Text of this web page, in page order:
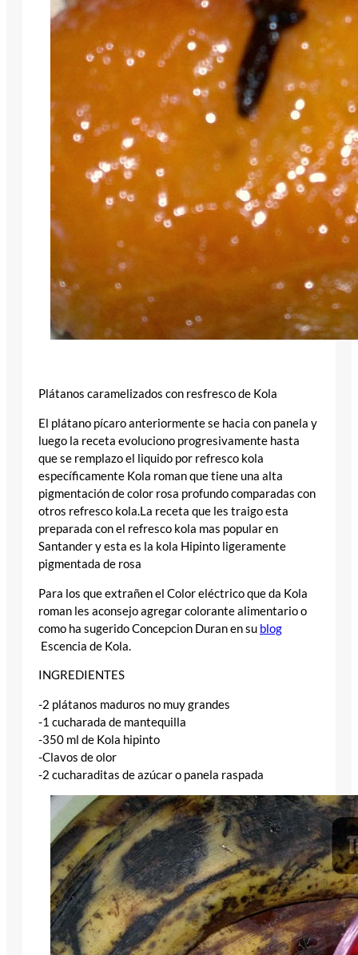
Plátanos caramelizados con resfresco de Kola
El plátano pícaro anteriormente se hacia con panela y
luego la receta evoluciono progresivamente hasta
que se remplazo el liquido por refresco kola
específicamente Kola roman que tiene una alta
pigmentación de color rosa profundo comparadas con
otros refresco kola.La receta que les traigo esta
preparada con el refresco kola mas popular en
Santander y esta es la kola Hipinto ligeramente
pigmentada de rosa
Para los que extrañen el Color eléctrico que da Kola
roman les aconsejo agregar colorante alimentario o
como ha sugerido Concepcion Duran en su blog
Escencia de Kola.
INGREDIENTES
-2 plátanos maduros no muy grandes
-1 cucharada de mantequilla
-350 ml de Kola hipinto
-Clavos de olor
-2 cucharaditas de azúcar o panela raspada